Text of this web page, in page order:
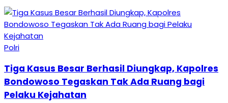
Polri
Tiga Kasus Besar Berhasil Diungkap, Kapolres
Bondowoso Tegaskan Tak Ada Ruang bagi
Pelaku Kejahatan